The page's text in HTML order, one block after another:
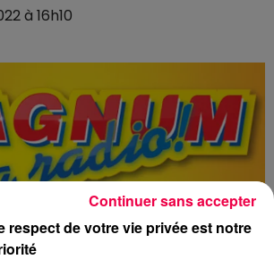
à 16h10
respect de votre vie privée est notre
Continuer sans accepter